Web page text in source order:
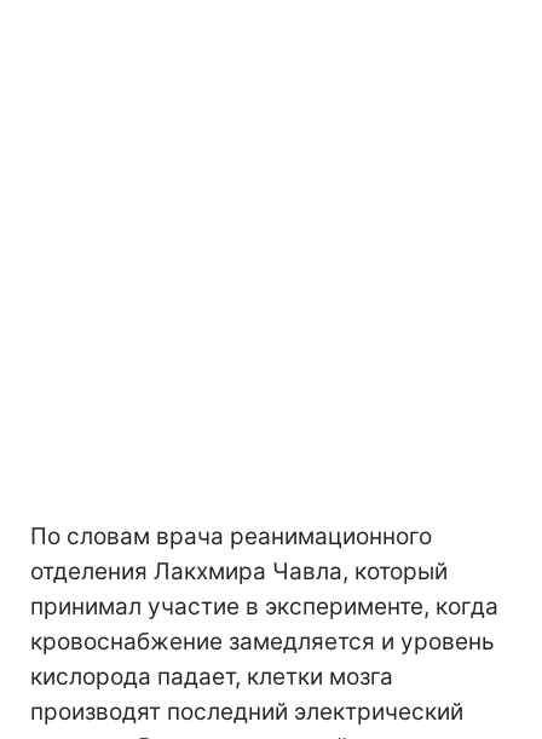
По словам врача реанимационного
отделения Лакхмира Чавла, который
принимал участие в эксперименте, когда
кровоснабжение замедляется и уровень
кислорода падает, клетки мозга
производят последний электрический